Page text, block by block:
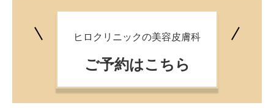
ヒロクリニックの美容皮膚科
ご予約はこちら